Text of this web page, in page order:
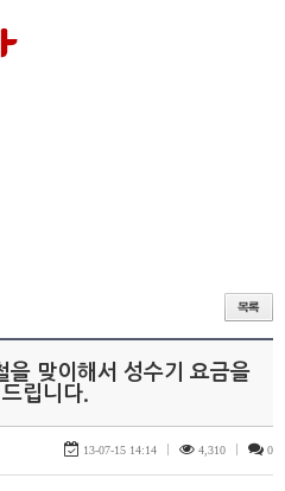
을 맞이해서 성수기 요금을
립니다.
13-07-15 14:14 4,310 0